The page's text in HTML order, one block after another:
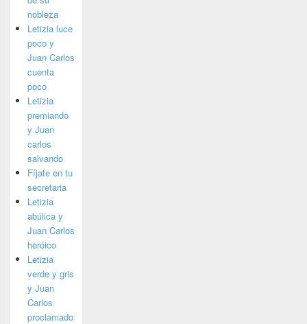
nobleza
Letizia luce
poco y
Juan Carlos
cuenta
poco
Letizia
premiando
y Juan
carlos
salvando
Fíjate en tu
secretaria
Letizia
abúlica y
Juan Carlos
heróico
Letizia
verde y gris
y Juan
Carlos
proclamado